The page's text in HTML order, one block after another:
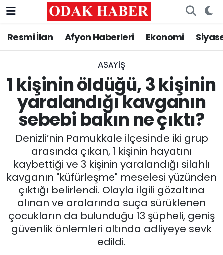
Resmi İlan Afyon Haberleri Ekonomi
ASAYİŞ
1 kişinin öldüğü, 3 kişinin
yaralandığı kavganın
sebebi bakın ne çıktı?
Denizli’nin Pamukkale ilçesinde iki grup
arasında çıkan, 1 kişinin hayatını
kaybettiği ve 3 kişinin yaralandığı silahlı
kavganın "küfürleşme" meselesi yüzünden
çıktığı belirlendi. Olayla ilgili gözaltına
alınan ve aralarında suça sürüklenen
çocukların da bulunduğu 13 şüpheli, geniş
güvenlik önlemleri altında adliyeye sevk
edildi.
AFYONKARAHİSAR HABERLERİ
ASAYİŞ
GÜNCEL
SİYASET
EĞİTİM
MAGAZİN
SAĞLIK
Nöbetçi Eczaneler
Trafik Durumu
Süper Lig Puan Durumu ve Fikstür
Tüm Manşetler
Son Dakika Haberleri
Haber Arşivi